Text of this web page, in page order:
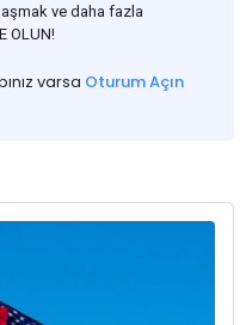
ve daha fazla
OLUN!
varsa Oturum Açın